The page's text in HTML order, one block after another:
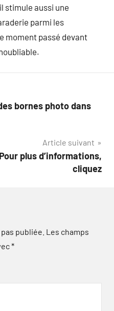
stimule aussi une
parmi les
moment passé devant
bornes photo dans
Article suivant
plus d’informations,
cliquez
publiée. Les champs
*